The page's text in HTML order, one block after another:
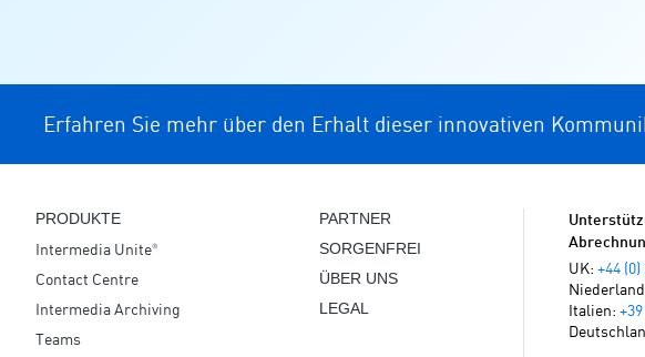
Erfahren Sie mehr über den Erhalt dieser innovativen
PRODUKTE
Intermedia Unite®
Contact Centre
Intermedia Archiving
Teams
PARTNER
SORGENFREI
ÜBER UNS
LEGAL
UK: +44 (0)
Italien: